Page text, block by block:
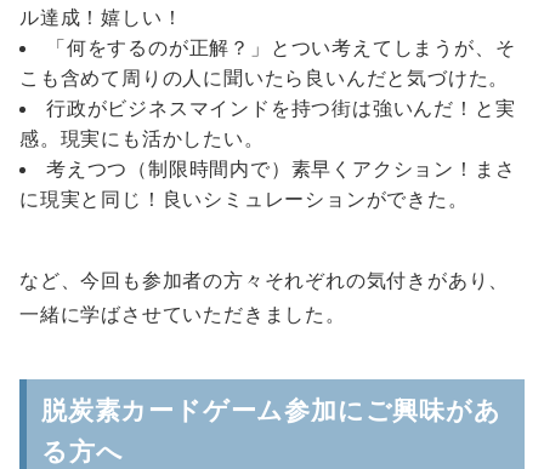
ル達成！嬉しい！
「何をするのが正解？」とつい考えてしまうが、そ
こも含めて周りの人に聞いたら良いんだと気づけた。
行政がビジネスマインドを持つ街は強いんだ！と実
感。現実にも活かしたい。
考えつつ（制限時間内で）素早くアクション！まさ
に現実と同じ！良いシミュレーションができた。
など、今回も参加者の方々それぞれの気付きがあり、
一緒に学ばさせていただきました。
脱炭素カードゲーム参加にご興味があ
る方へ